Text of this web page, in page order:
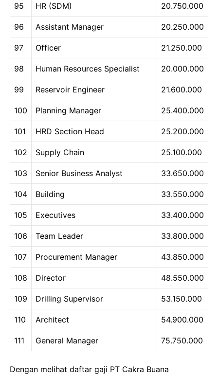
95 HR (SDM) 20.750.000
96 Assistant Manager 20.250.000
97 Officer 21.250.000
98 Human Resources Specialist 20.000.000
99 Reservoir Engineer 21.600.000
100 Planning Manager 25.400.000
101 HRD Section Head 25.200.000
102 Supply Chain 25.100.000
103 Senior Business Analyst 33.650.000
104 Building 33.550.000
105 Executives 33.400.000
106 Team Leader 33.800.000
107 Procurement Manager 43.850.000
108 Director 48.550.000
109 Drilling Supervisor 53.150.000
110 Architect 54.900.000
111 General Manager 75.750.000
Dengan melihat daftar gaji PT Cakra Buana